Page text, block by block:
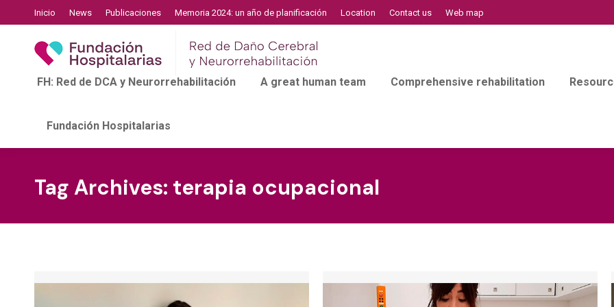
Inicio News Publicaciones Memoria 2024: un año de planificación Location Contact us Web map
FH: Red de DCA y Neurorrehabilitación A great human team Comprehensive rehabilitation
Fundación Hospitalarias
Tag Archives: terapia ocupacional